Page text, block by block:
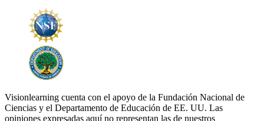
Visionlearning cuenta con el apoyo de la Fundación Nacional de
Ciencias y el Departamento de Educación de EE. UU. Las
opiniones expresadas aquí no representan las de nuestros